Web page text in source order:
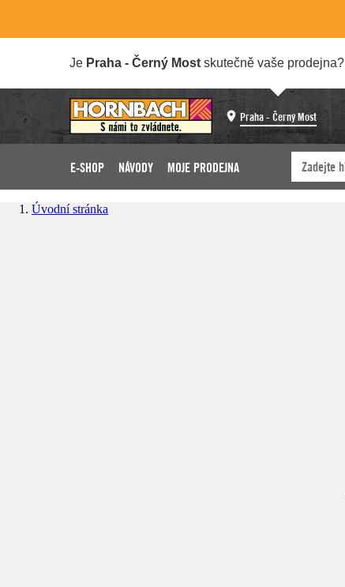
Je Praha - Černý Most skutečně vaše prodejna?
Praha - Černý Most
E-SHOP NÁVODY MOJE PRODEJNA
Úvodní stránka